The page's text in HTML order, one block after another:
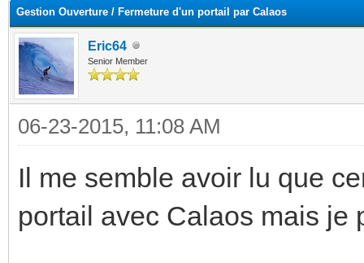
Gestion Ouverture / Fermeture d'un portail par Calaos
Eric64
Senior Member
06-23-2015, 11:08 AM
Il me semble avoir lu que
portail avec Calaos mais je